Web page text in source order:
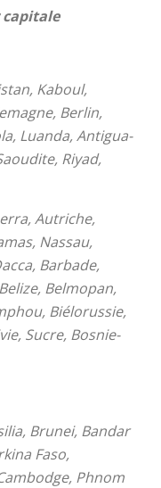
capitale
Kaboul,
Berlin,
Luanda, Antigua-
Riyad,
Autriche,
Nassau,
Barbade,
Belmopan,
Biélorussie,
Sucre, Bosnie-
Brunei, Bandar
Faso,
Phnom